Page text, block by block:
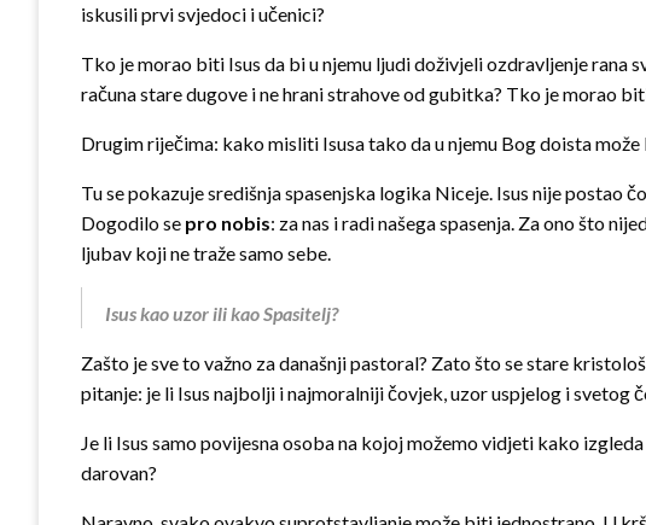
iskusili prvi svjedoci i učenici?
Tko je morao biti Isus da bi u njemu ljudi doživjeli ozdravljenje
računa stare dugove i ne hrani strahove od gubitka? Tko je morao
Drugim riječima: kako misliti Isusa tako da u njemu Bog doista
Tu se pokazuje središnja spasenjska logika Niceje. Isus nije
Dogodilo se pro nobis: za nas i radi našega spasenja. Za ono što
ljubav koji ne traže samo sebe.
Isus kao uzor ili kao Spasitelj?
Zašto je sve to važno za današnji pastoral? Zato što se stare
pitanje: je li Isus najbolji i najmoralniji čovjek, uzor uspjelog i svetog
Je li Isus samo povijesna osoba na kojoj možemo vidjeti kako
darovan?